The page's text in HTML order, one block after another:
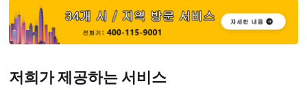
저희가 제공하는 서비스